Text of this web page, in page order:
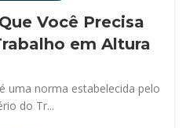
Você Precisa
em Altura
uma norma estabelecida pelo
do Tr...